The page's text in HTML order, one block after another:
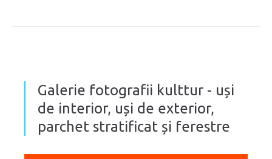
Galerie fotografii kulttur - uși
de interior, uși de exterior,
parchet stratificat și ferestre